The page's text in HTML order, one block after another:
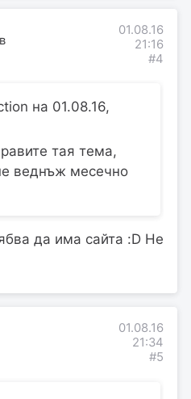
01.08.16
21:16
#4
на 01.08.16,
тая тема,
веднъж месечно
да има сайта :D Не
01.08.16
21:34
#5